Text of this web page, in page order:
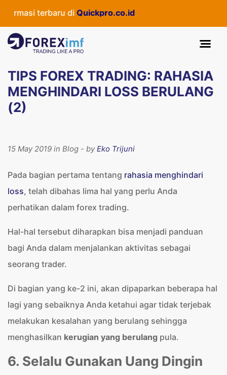
terbaru diQuickpro.co.id
TIPS FOREX TRADING: RAHASIA
MENGHINDARI LOSS BERULANG
(2)
15 May 2019 in Blog - byEko Trijuni
Pada bagian pertama tentang rahasia menghindari
loss, telah dibahas lima hal yang perlu Anda
perhatikan dalam forex trading.
Hal-hal tersebut diharapkan bisa menjadi panduan
bagi Anda dalam menjalankan aktivitas sebagai
seorang trader.
Di bagian yang ke-2 ini, akan dipaparkan beberapa hal
lagi yang sebaiknya Anda ketahui agar tidak terjebak
melakukan kesalahan yang berulang sehingga
menghasilkan kerugian yang berulang pula.
6. Selalu Gunakan Uang Dingin